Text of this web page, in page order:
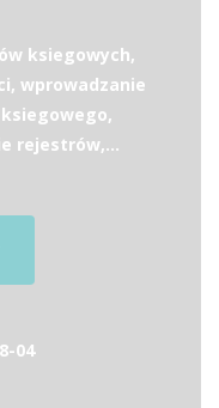
ksiegowych,
wprowadzanie
rejestrów,...
04